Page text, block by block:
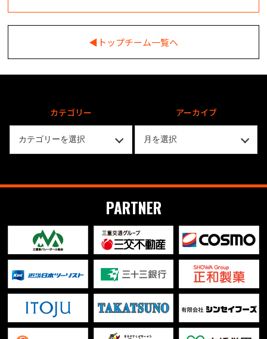
◀︎トップチーム一覧へ
カテゴリー アーカイブ
PARTNER